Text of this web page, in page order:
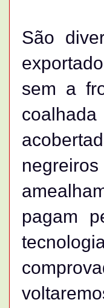
São
sem a
pagam